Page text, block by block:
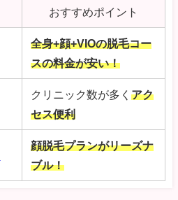
おすすめポイント
全身+顔+VIOの脱毛コー
スの料金が安い！
クリニック数が多く アク
セス便利
顔脱毛プランがリーズナ
ブル！